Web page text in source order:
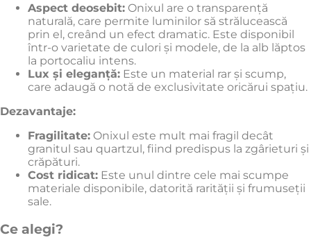
Aspect deosebit: Onixul are o transparență
naturală, care permite luminilor să strălucească
prin el, creând un efect dramatic. Este disponibil
într-o varietate de culori și modele, de la alb lăptos
la portocaliu intens.
Lux și eleganță: Este un material rar și scump,
care adaugă o notă de exclusivitate oricărui spațiu.
Dezavantaje:
Fragilitate: Onixul este mult mai fragil decât
granitul sau quartzul, fiind predispus la zgârieturi și
crăpături.
Cost ridicat: Este unul dintre cele mai scumpe
materiale disponibile, datorită rarității și frumuseții
sale.
Ce alegi?